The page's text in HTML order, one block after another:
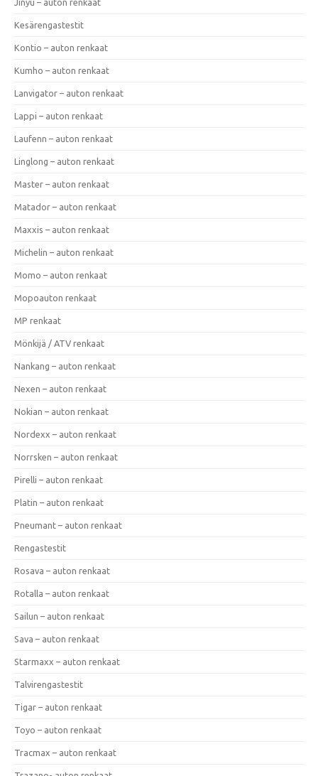
Kesärengastestit
Kontio – auton renkaat
Kumho – auton renkaat
Lanvigator – auton renkaat
Lappi – auton renkaat
Laufenn – auton renkaat
Linglong – auton renkaat
Master – auton renkaat
Matador – auton renkaat
Maxxis – auton renkaat
Michelin – auton renkaat
Momo – auton renkaat
Mopoauton renkaat
MP renkaat
Mönkijä / ATV renkaat
Nankang – auton renkaat
Nexen – auton renkaat
Nokian – auton renkaat
Nordexx – auton renkaat
Norrsken – auton renkaat
Pirelli – auton renkaat
Platin – auton renkaat
Pneumant – auton renkaat
Rengastestit
Rosava – auton renkaat
Rotalla – auton renkaat
Sailun – auton renkaat
Sava – auton renkaat
Starmaxx – auton renkaat
Talvirengastestit
Tigar – auton renkaat
Toyo – auton renkaat
Tracmax – auton renkaat